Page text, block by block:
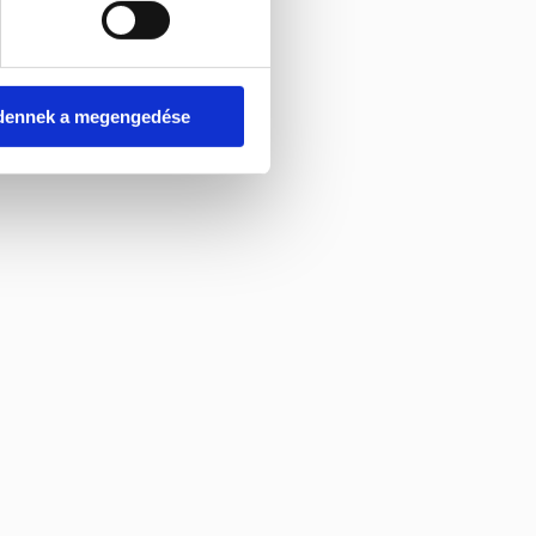
a megengedése